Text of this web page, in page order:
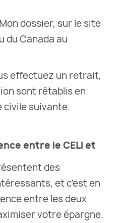
dossier, sur le site
du Canada au
effectuez un retrait,
sont rétablis en
civile suivante.
entre le CELI et
des
et c’est en
entre les deux
votre épargne.